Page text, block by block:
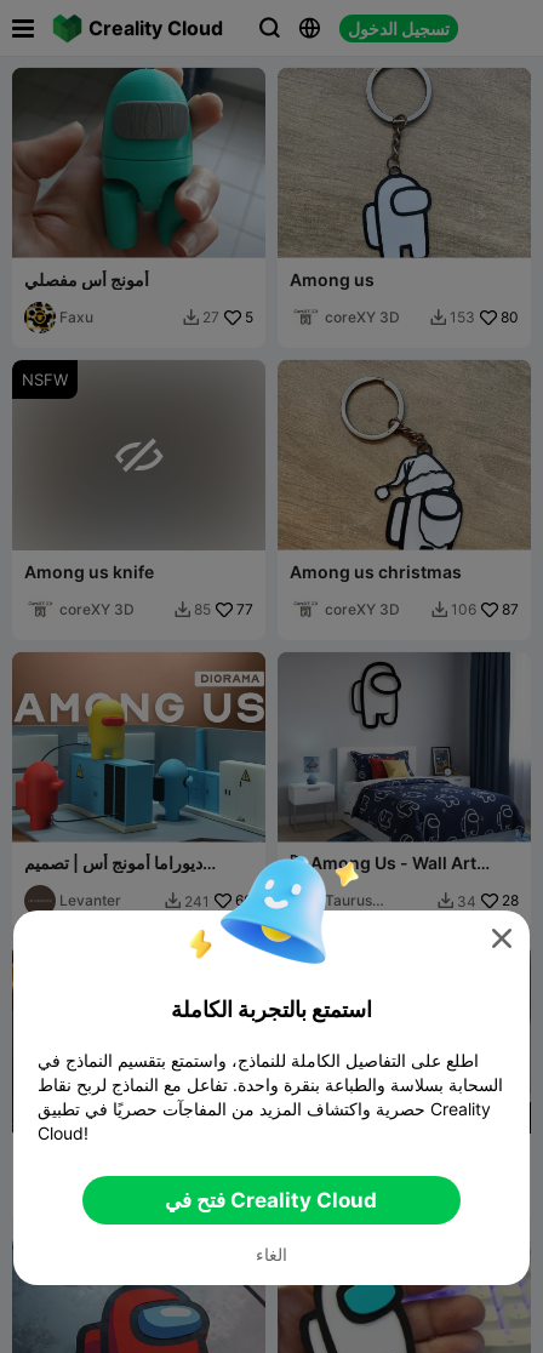
Creality Cloud   تسجيل الدخول
 
أمونج أس مفصلي
Faxu  27 5
Among us
coreXY 3D  153 80
NSFW

Among us knife
coreXY 3D  85 77
Among us christmas
coreXY 3D  106 87
ديوراما أمونج أس | تصميم
Levanter  241 60
🚀 Among Us - Wall Art
Silhouette
Taurus
 34 28
Pacoviruta  50
200
Nightmoon 

استمتع بالتجربة الكاملة
اطلع على التفاصيل الكاملة للنماذج، واستمتع بتقسيم النماذج في
السحابة بسلاسة والطباعة بنقرة واحدة. تفاعل مع النماذج لربح نقاط
حصرية واكتشاف المزيد من المفاجآت حصريًا في تطبيق Creality
Cloud!
فتح في Creality Cloud
الغاء